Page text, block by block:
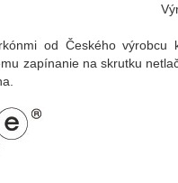
od Českého výrobcu
zapínanie na skrutku